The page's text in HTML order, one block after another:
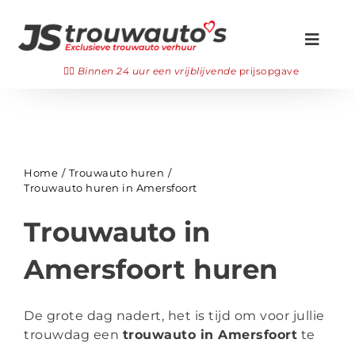
naar
inhoud
Veelgestelde vragen
Bezichtigen
WhatsApp ons
👉🏻 Binnen 24 uur een vrijblijvende prijsopgave
Home
Trouwauto huren
Trouwauto huren in Amersfoort
Trouwauto in
Amersfoort huren
De grote dag nadert, het is tijd om voor jullie
trouwdag een trouwauto in Amersfoort te